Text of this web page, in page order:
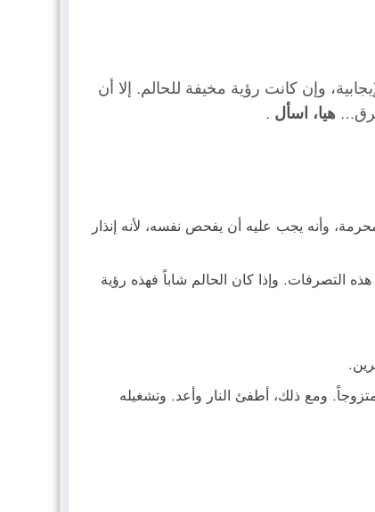
وإن كانت رؤية مخيفة للحالم. إلا أن
هيا، اسأل .
وأنه يجب عليه أن يفحص نفسه، لأنه إنذار
التصرفات. وإذا كان الحالم شاباً فهذه رؤية
ومع ذلك، أطفئ النار وأعد. وتشغيله